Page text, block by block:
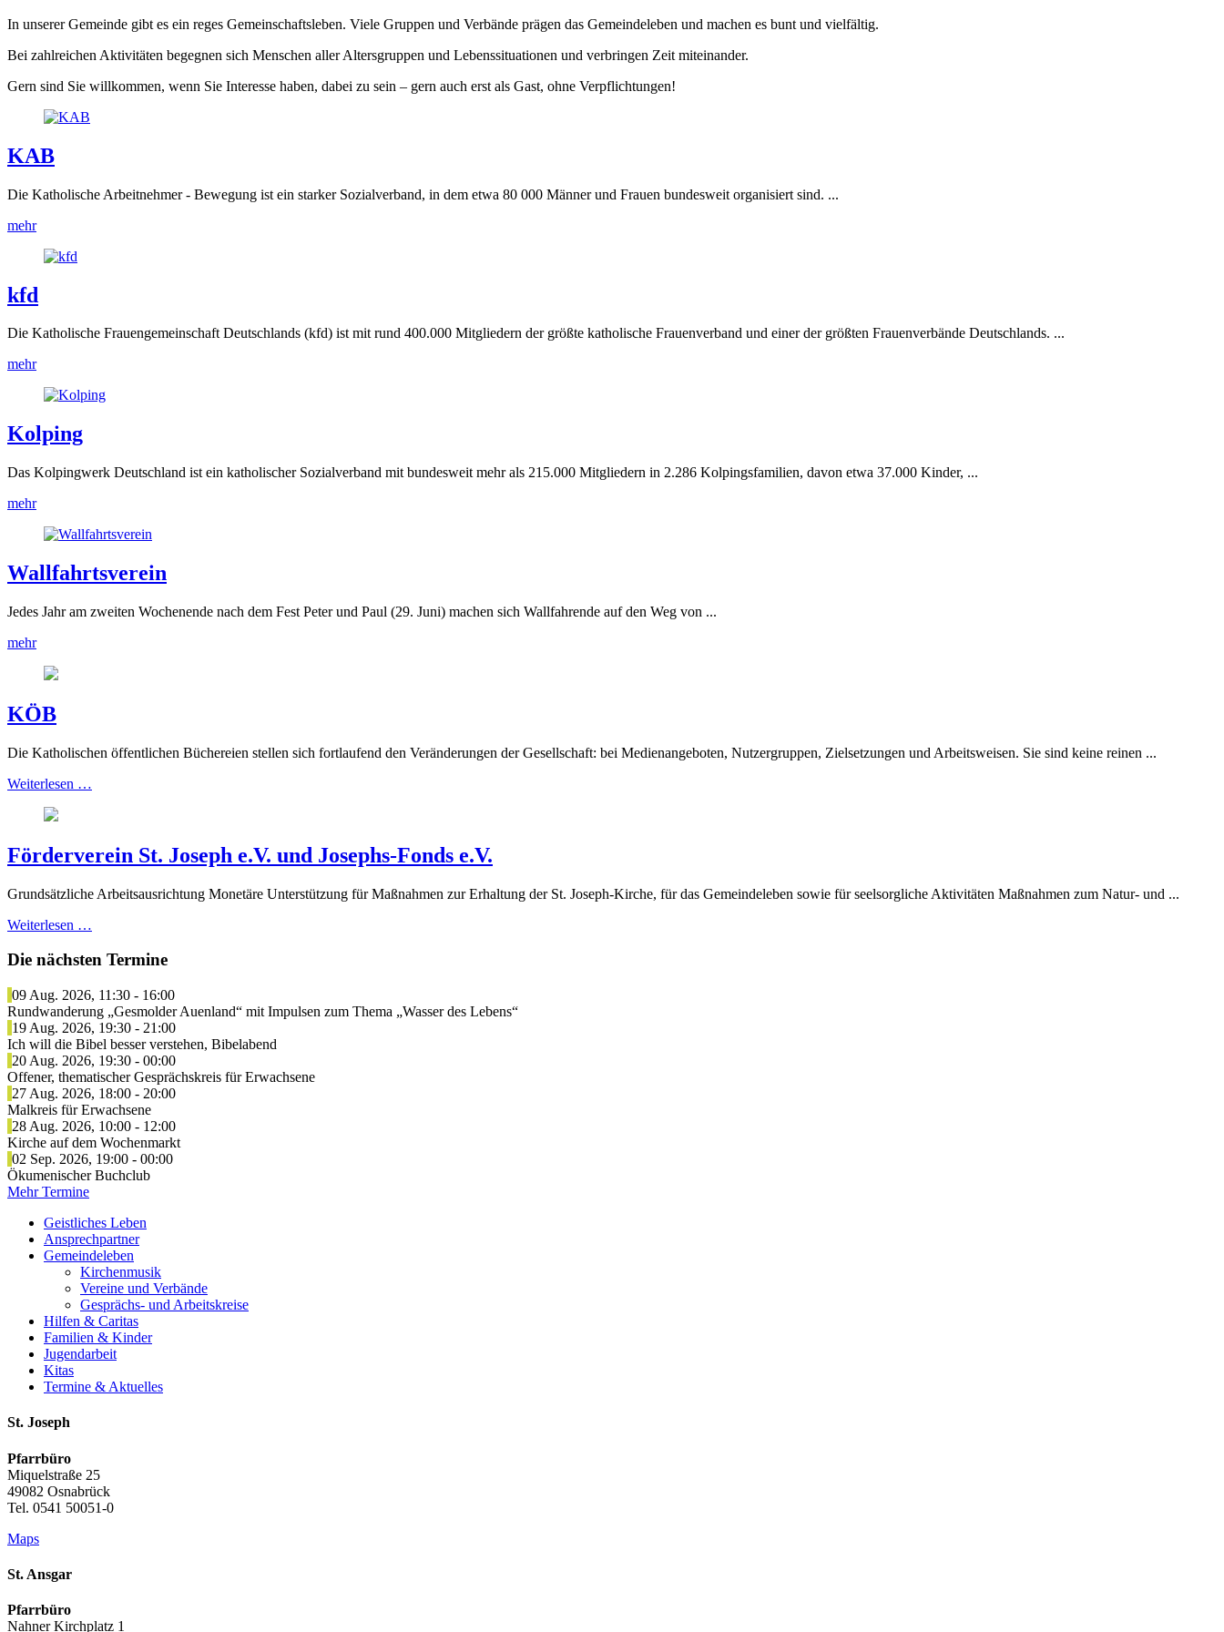
In unserer Gemeinde gibt es ein reges Gemeinschaftsleben. Viele Gruppen und Verbände prägen das Gemeindeleben und machen es bunt und vielfältig.
Bei zahlreichen Aktivitäten begegnen sich Menschen aller Altersgruppen und Lebenssituationen und verbringen Zeit miteinander.
Gern sind Sie willkommen, wenn Sie Interesse haben, dabei zu sein – gern auch erst als Gast, ohne Verpflichtungen!
KAB
Die Katholische Arbeitnehmer - Bewegung ist ein starker Sozialverband, in dem etwa 80 000 Männer und Frauen bundesweit organisiert sind. ...
mehr
kfd
Die Katholische Frauengemeinschaft Deutschlands (kfd) ist mit rund 400.000 Mitgliedern der größte katholische Frauenverband und einer der größten Frauenverbände Deutschlands. ...
mehr
Kolping
Das Kolpingwerk Deutschland ist ein katholischer Sozialverband mit bundesweit mehr als 215.000 Mitgliedern in 2.286 Kolpingsfamilien, davon etwa 37.000 Kinder, ...
mehr
Wallfahrtsverein
Jedes Jahr am zweiten Wochenende nach dem Fest Peter und Paul (29. Juni) machen sich Wallfahrende auf den Weg von ...
mehr
KÖB
Die Katholischen öffentlichen Büchereien stellen sich fortlaufend den Veränderungen der Gesellschaft: bei Medienangeboten, Nutzergruppen, Zielsetzungen und Arbeitsweisen. Sie sind keine reinen ...
Weiterlesen …
Förderverein St. Joseph e.V. und Josephs-Fonds e.V.
Grundsätzliche Arbeitsausrichtung Monetäre Unterstützung für Maßnahmen zur Erhaltung der St. Joseph-Kirche, für das Gemeindeleben sowie für seelsorgliche Aktivitäten Maßnahmen zum Natur- und ...
Weiterlesen …
Die nächsten Termine
09 Aug. 2026, 11:30 - 16:00
Rundwanderung „Gesmolder Auenland“ mit Impulsen zum Thema „Wasser des Lebens“
19 Aug. 2026, 19:30 - 21:00
Ich will die Bibel besser verstehen, Bibelabend
20 Aug. 2026, 19:30 - 00:00
Offener, thematischer Gesprächskreis für Erwachsene
27 Aug. 2026, 18:00 - 20:00
Malkreis für Erwachsene
28 Aug. 2026, 10:00 - 12:00
Kirche auf dem Wochenmarkt
02 Sep. 2026, 19:00 - 00:00
Ökumenischer Buchclub
Mehr Termine
Geistliches Leben
Ansprech­partner
Gemeinde­leben
Kirchenmusik
Vereine und Verbände
Gesprächs- und Arbeitskreise
Hilfen & Caritas
Familien & Kinder
Jugend­arbeit
Kitas
Termine & Aktuelles
St. Joseph
Pfarrbüro
Miquelstraße 25
49082 Osnabrück
Tel. 0541 50051-0
Maps
St. Ansgar
Pfarrbüro
Nahner Kirchplatz 1